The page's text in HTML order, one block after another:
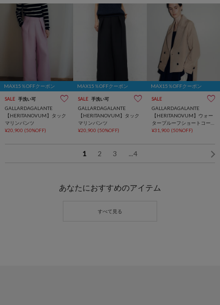
MAX15％OFFクーポン
SALE 手洗い可
GALLARDAGALANTE
【HERITANOVUM】タック
マリンパンツ
¥20,900 (50%OFF)
MAX15％OFFクーポン
SALE 手洗い可
GALLARDAGALANTE
【HERITANOVUM】タック
マリンパンツ
¥20,900 (50%OFF)
MAX15％OFFクーポン
SALE
GALLARDAGALANTE
【HERITANOVUM】ウォー
タープルーフショートコー
ト
¥31,900 (50%OFF)
1 2 3 ...4
あなたにおすすめのアイテム